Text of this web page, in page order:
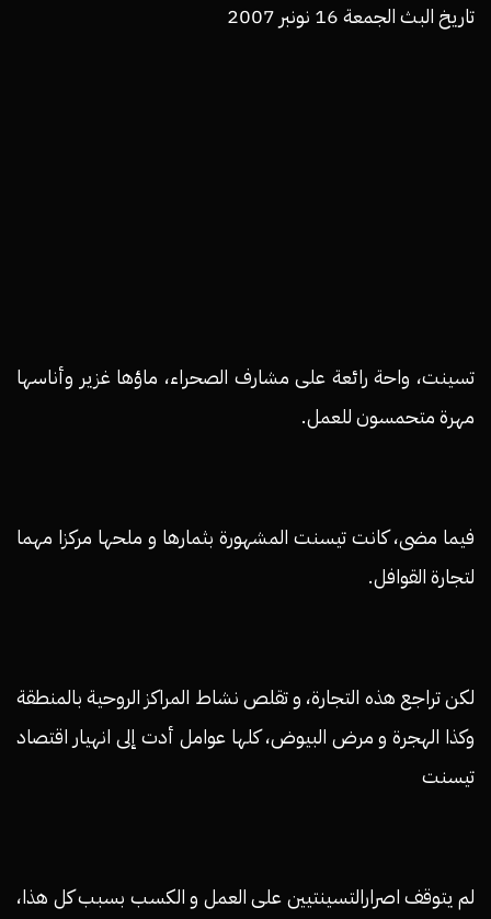
تاريخ البث الجمعة 16 نونبر 2007
تسينت، واحة رائعة على مشارف الصحراء، ماؤها غزير وأناسها
مهرة متحمسون للعمل.
فيما مضى، كانت تيسنت المشهورة بثمارها و ملحها مركزا مهما
لتجارة القوافل.
لكن تراجع هذه التجارة، و تقلص نشاط المراكز الروحية بالمنطقة
وكذا الهجرة و مرض البيوض، كلها عوامل أدت إلى انهيار اقتصاد
تيسنت
لم يتوقف اصرارالتسينتيين على العمل و الكسب بسبب كل هذا،